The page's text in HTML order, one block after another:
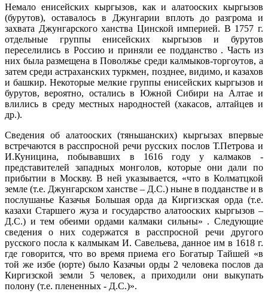
Немало енисейских кыргызов, как и алатооских кыргызов
(бурутов), оставалось в Джунгарии вплоть до разгрома и
захвата Джунгарского ханства Цинской империей. В 1757 г.
отдельные группы енисейских кыргызов и бурутов
переселились в Россию и приняли ее подданство . Часть из
них была размещена в Поволжье среди калмыков-торгоутов, а
затем среди астраханских туркмен, позднее, видимо, и казахов
и башкир. Некоторые мелкие группы енисейских кыргызов и
бурутов, вероятно, остались в Южной Сибири на Алтае и
влились в среду местных народностей (хакасов, алтайцев и
др.).
Сведения об алатооских (тяньшанских) кыргызах впервые
встречаются в расспросной речи русских послов Т.Петрова и
И.Куницина, побывавших в 1616 году у калмаков -
представителей западных монголов, которые они дали по
прибытии в Москву. В ней указывается, «что в Колматцкой
земле (т.е. Джунгарском ханстве – Д.С.) ныне в подданстве и в
послушанье Казачья Большая орда да Киргизская орда (т.е.
казахи Старшего жуза и государство алатооских кыргызов –
Д.С.) и тем обеими ордами калмаки сильны» . Следующие
сведения о них содержатся в расспросной речи другого
русского посла к калмыкам И. Савельева, данное им в 1618 г.
где говорится, что во время приема его Богатыр Тайшей «в
той же избе (юрте) было Казачьи орды 2 человека послов да
Киргизской земли 5 человек, а приходили они выкупать
полону (т.е. плененных - Д.С.)».